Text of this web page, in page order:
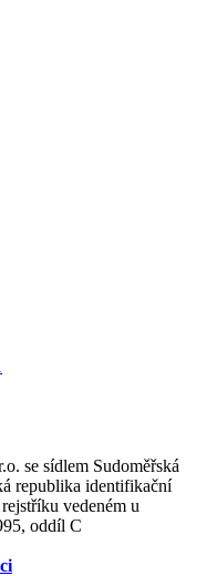
se sídlem Sudoměřská
republika identifikační
vedeném u
oddíl C